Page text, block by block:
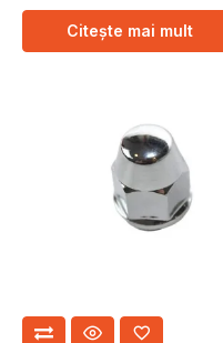
Citește mai mult